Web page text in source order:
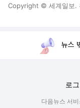
Copyright © 세계일보.
뉴스
로
다음뉴스 서